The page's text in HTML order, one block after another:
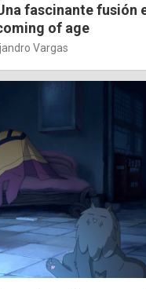
fascinante fusión
of age
Vargas